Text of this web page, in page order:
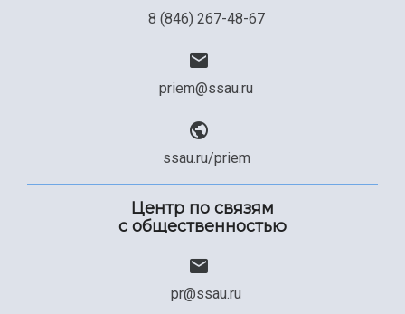
8 (846) 267-48-67
priem@ssau.ru
ssau.ru/priem
Центр по связям
с общественностью
pr@ssau.ru